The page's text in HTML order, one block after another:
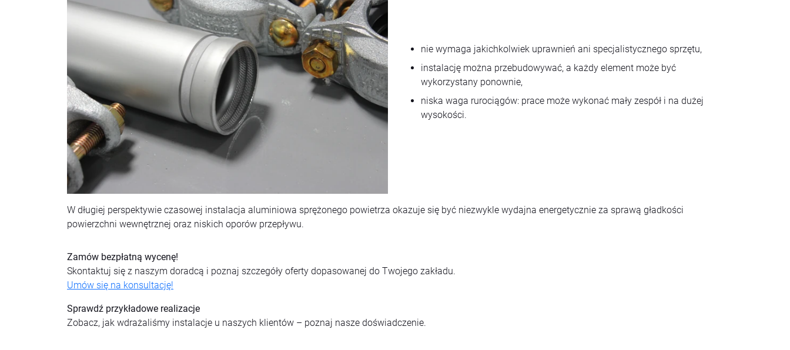
nie wymaga jakichkolwiek uprawnień ani specjalistycznego sprzętu,
instalację można przebudowywać, a każdy element może być
wykorzystany ponownie,
niska waga rurociągów: prace może wykonać mały zespół i na dużej
wysokości.
W długiej perspektywie czasowej instalacja aluminiowa sprężonego powietrza okazuje się być niezwykle wydajna energetycznie za sprawą gładkości
powierzchni wewnętrznej oraz niskich oporów przepływu.
Zamów bezpłatną wycenę!
Skontaktuj się z naszym doradcą i poznaj szczegóły oferty dopasowanej do Twojego zakładu.
Umów się na konsultację!
Sprawdź przykładowe realizacje
Zobacz, jak wdrażaliśmy instalacje u naszych klientów – poznaj nasze doświadczenie.